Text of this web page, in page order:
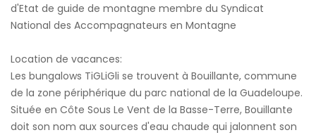
d'Etat de guide de montagne membre du Syndicat
National des Accompagnateurs en Montagne
Location de vacances:
Les bungalows TiGLiGli se trouvent à Bouillante, commune
de la zone périphérique du parc national de la Guadeloupe.
Située en Côte Sous Le Vent de la Basse-Terre, Bouillante
doit son nom aux sources d'eau chaude qui jalonnent son